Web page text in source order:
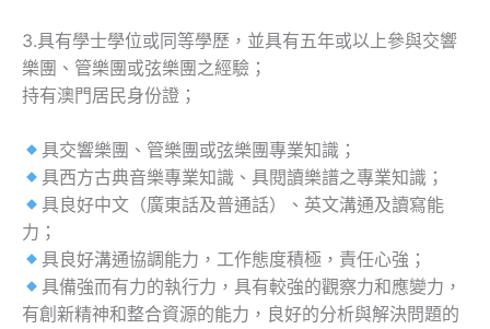
3.具有學士學位或同等學歷，並具有五年或以上參與交響
樂團、管樂團或弦樂團之經驗；
持有澳門居民身份證；
具交響樂團、管樂團或弦樂團專業知識；
具西方古典音樂專業知識、具閱讀樂譜之專業知識；
具良好中文（廣東話及普通話）、英文溝通及讀寫能
力；
具良好溝通協調能力，工作態度積極，責任心強；
具備強而有力的執行力，具有較強的觀察力和應變力，
有創新精神和整合資源的能力，良好的分析與解決問題的